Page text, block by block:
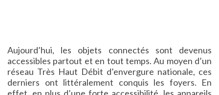
Aujourd’hui, les objets connectés sont devenus
accessibles partout et en tout temps. Au moyen d’un
réseau Très Haut Débit d’envergure nationale, ces
derniers ont littéralement conquis les foyers. En